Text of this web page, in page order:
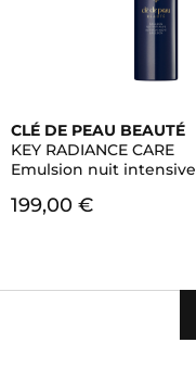
CLÉ DE PEAU BEAUTÉ
KEY RADIANCE CARE
Emulsion nuit intensive
199,00 €